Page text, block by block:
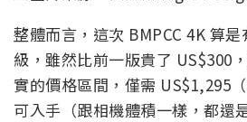
整體而言，這次 BMPCC 4K 算
級，雖然比前一版貴了 US$300
實的價格區間，僅需 US$1,295
可入手（跟相機體積一樣，都還